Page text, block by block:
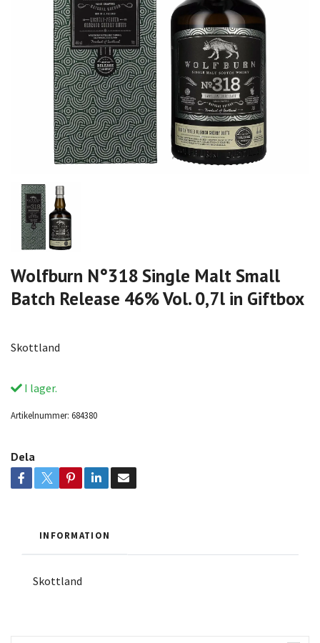
Wolfburn N°318 Single Malt Small
Batch Release 46% Vol. 0,7l in Giftbox
Skottland
I lager.
Artikelnummer: 684380
Dela
INFORMATION
Skottland